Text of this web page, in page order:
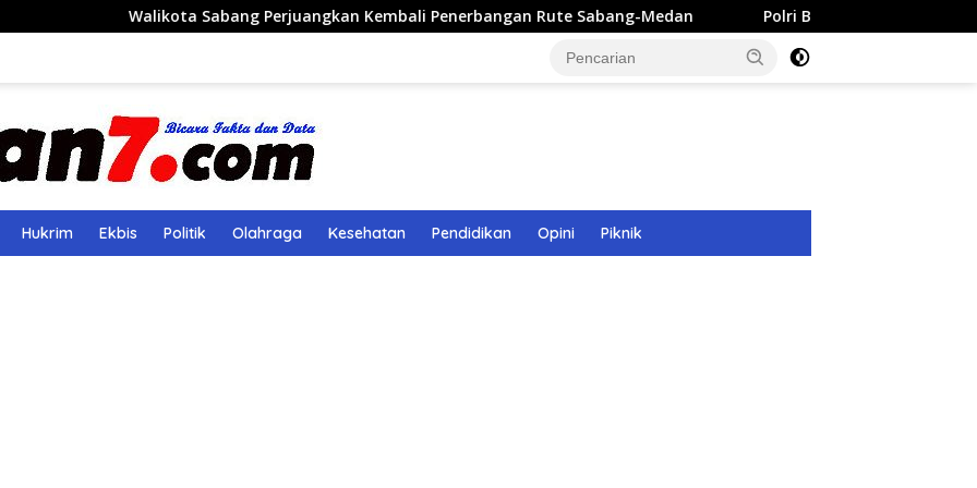
Walikota Sabang Perjuangkan Kembali Penerbangan Rute Sabang-Medan Polri Bangun 40 Titik Sumur Bor untuk
Hukrim Ekbis Politik Olahraga Kesehatan Pendidikan Opini Piknik